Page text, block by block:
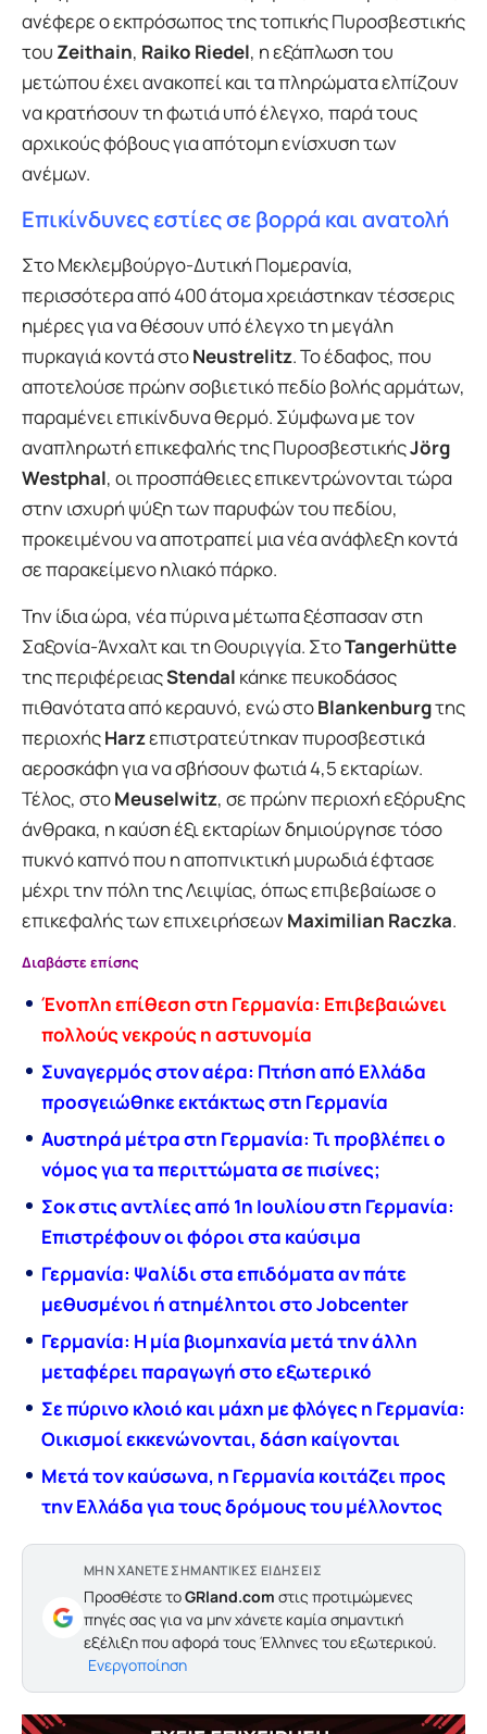
ανέφερε ο εκπρόσωπος της τοπικής Πυροσβεστικής
του Zeithain, Raiko Riedel, η εξάπλωση του
μετώπου έχει ανακοπεί και τα πληρώματα ελπίζουν
να κρατήσουν τη φωτιά υπό έλεγχο, παρά τους
αρχικούς φόβους για απότομη ενίσχυση των
ανέμων.
Επικίνδυνες εστίες σε βορρά και ανατολή
Στο Μεκλεμβούργο-Δυτική Πομερανία,
περισσότερα από 400 άτομα χρειάστηκαν τέσσερις
ημέρες για να θέσουν υπό έλεγχο τη μεγάλη
πυρκαγιά κοντά στοNeustrelitz. Το έδαφος, που
αποτελούσε πρώην σοβιετικό πεδίο βολής αρμάτων,
παραμένει επικίνδυνα θερμό. Σύμφωνα με τον
αναπληρωτή επικεφαλής της ΠυροσβεστικήςJörg
Westphal, οι προσπάθειες επικεντρώνονται τώρα
στην ισχυρή ψύξη των παρυφών του πεδίου,
προκειμένου να αποτραπεί μια νέα ανάφλεξη κοντά
σε παρακείμενο ηλιακό πάρκο.
Την ίδια ώρα, νέα πύρινα μέτωπα ξέσπασαν στη
Σαξονία-Άνχαλτ και τη Θουριγγία. ΣτοTangerhütte
της περιφέρειαςStendal κάηκε πευκοδάσος
πιθανότατα από κεραυνό, ενώ στοBlankenburgτης
περιοχήςHarzεπιστρατεύτηκαν πυροσβεστικά
αεροσκάφη για να σβήσουν φωτιά 4,5 εκταρίων.
Τέλος, στοMeuselwitz, σε πρώην περιοχή εξόρυξης
άνθρακα, η καύση έξι εκταρίων δημιούργησε τόσο
πυκνό καπνό που η αποπνικτική μυρωδιά έφτασε
μέχρι την πόλη της Λειψίας, όπως επιβεβαίωσε ο
επικεφαλής των επιχειρήσεων Maximilian Raczka.
Διαβάστε επίσης
Ένοπλη επίθεση στη Γερμανία: Επιβεβαιώνει
πολλούς νεκρούς η αστυνομία
Συναγερμός στον αέρα: Πτήση από Ελλάδα
προσγειώθηκε εκτάκτως στη Γερμανία
Αυστηρά μέτρα στη Γερμανία: Τι προβλέπει ο
νόμος για τα περιττώματα σε πισίνες;
Σοκ στις αντλίες από 1η Ιουλίου στη Γερμανία:
Επιστρέφουν οι φόροι στα καύσιμα
Γερμανία: Ψαλίδι στα επιδόματα αν πάτε
μεθυσμένοι ή ατημέλητοι στο Jobcenter
Γερμανία: Η μία βιομηχανία μετά την άλλη
μεταφέρει παραγωγή στο εξωτερικό
Σε πύρινο κλοιό και μάχη με φλόγες η Γερμανία:
Οικισμοί εκκενώνονται, δάση καίγονται
Μετά τον καύσωνα, η Γερμανία κοιτάζει προς
την Ελλάδα για τους δρόμους του μέλλοντος
ΜΗΝ ΧΑΝΕΤΕ ΣΗΜΑΝΤΙΚΕΣ ΕΙΔΗΣΕΙΣ
Προσθέστε τοGRland.com στις προτιμώμενες
πηγές σας για να μην χάνετε καμία σημαντική
εξέλιξη που αφορά τους Έλληνες του εξωτερικού.
Ενεργοποίηση